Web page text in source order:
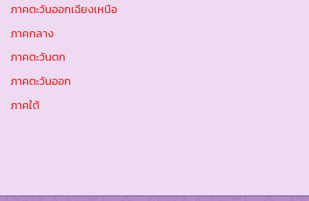
ภาคตะวันออกเฉียงเหนือ
ภาคกลาง
ภาคตะวันตก
ภาคตะวันออก
ภาคใต้